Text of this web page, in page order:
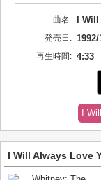
曲名: I
発売日: 1992/
再生時間: 4:33
I
I Will Always Love